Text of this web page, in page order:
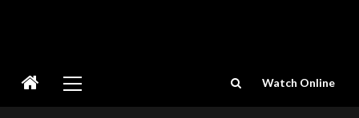
Menu
Watch Online